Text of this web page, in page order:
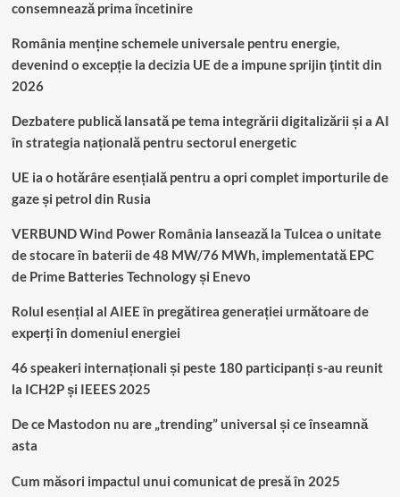
consemnează prima încetinire
România menține schemele universale pentru energie,
devenind o excepție la decizia UE de a impune sprijin ţintit din
2026
Dezbatere publică lansată pe tema integrării digitalizării și a AI
în strategia națională pentru sectorul energetic
UE ia o hotărâre esențială pentru a opri complet importurile de
gaze și petrol din Rusia
VERBUND Wind Power România lansează la Tulcea o unitate
de stocare în baterii de 48 MW/76 MWh, implementată EPC
de Prime Batteries Technology și Enevo
Rolul esențial al AIEE în pregătirea generației următoare de
experți în domeniul energiei
46 speakeri internaționali și peste 180 participanți s-au reunit
la ICH2P și IEEES 2025
De ce Mastodon nu are „trending” universal și ce înseamnă
asta
Cum măsori impactul unui comunicat de presă în 2025